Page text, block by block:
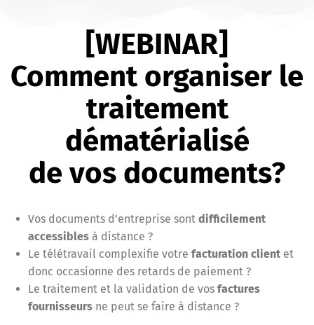
[WEBINAR]
Comment organiser le
traitement
dématérialisé
de vos documents?
Vos documents d’entreprise sont difficilement
accessibles à distance ?
Le télétravail complexifie votre facturation client et
donc occasionne des retards de paiement ?
Le traitement et la validation de vos factures
fournisseurs ne peut se faire à distance ?